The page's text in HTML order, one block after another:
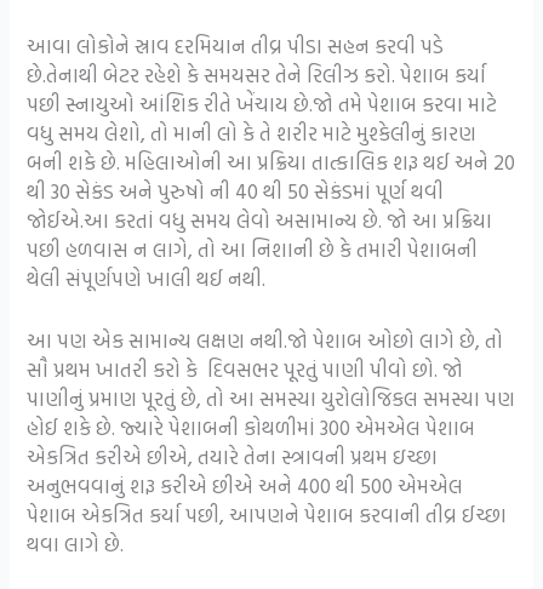
આવા લોકોને સ્રાવ દરમિયાન તીવ્ર પીડા સહન કરવી પડે
છે.તેનાથી બેટર રહેશે કે સમયસર તેને રિલીઝ કરો. પેશાબ કર્યા
પછી સ્નાયુઓ આંશિક રીતે ખેંચાય છે.જો તમે પેશાબ કરવા માટે
વધુ સમય લેશો, તો માની લો કે તે શરીર માટે મુશ્કેલીનું કારણ
બની શકે છે. મહિલાઓની આ પ્રક્રિયા તાત્કાલિક શરૂ થઈ અને 20
થી 30 સેકંડ અને પુરુષો ની 40 થી 50 સેકંડમાં પૂર્ણ થવી
જોઈએ.આ કરતાં વધુ સમય લેવો અસામાન્ય છે. જો આ પ્રક્રિયા
પછી હળવાસ ન લાગે, તો આ નિશાની છે કે તમારી પેશાબની
થેલી સંપૂર્ણપણે ખાલી થઈ નથી.
આ પણ એક સામાન્ય લક્ષણ નથી.જો પેશાબ ઓછો લાગે છે, તો
સૌ પ્રથમ ખાતરી કરો કે દિવસભર પૂરતું પાણી પીવો છો. જો
પાણીનું પ્રમાણ પૂરતું છે, તો આ સમસ્યા યુરોલોજિકલ સમસ્યા પણ
હોઈ શકે છે. જ્યારે પેશાબની કોથળીમાં 300 એમએલ પેશાબ
એકત્રિત કરીએ છીએ, તયારે તેના સ્ત્રાવની પ્રથમ ઇચ્છા
અનુભવવાનું શરૂ કરીએ છીએ અને 400 થી 500 એમએલ
પેશાબ એકત્રિત કર્યા પછી, આપણને પેશાબ કરવાની તીવ્ર ઈચ્છા
થવા લાગે છે.